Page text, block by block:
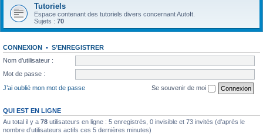
Tutoriels
Espace contenant des tutoriels divers concernant AutoIt.
Sujets : 70
CONNEXION • S’ENREGISTRER
Nom d’utilisateur :
Mot de passe :
J’ai oublié mon mot de passe
Se souvenir de moi
QUI EST EN LIGNE
Au total il y a 78 utilisateurs en ligne : 5 enregistrés, 0 invisible et 73 invités (d’après le
nombre d’utilisateurs actifs ces 5 dernières minutes)